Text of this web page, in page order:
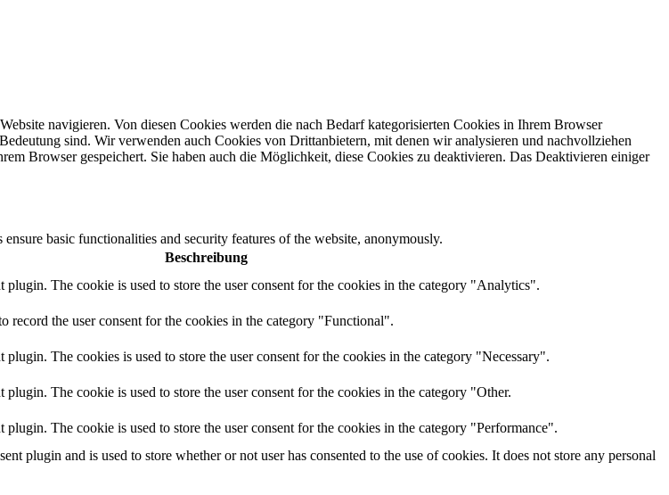
navigieren. Von diesen Cookies werden die nach Bedarf kategorisierten Cookies in Ihrem Browser
sind. Wir verwenden auch Cookies von Drittanbietern, mit denen wir analysieren und nachvollziehen
Browser gespeichert. Sie haben auch die Möglichkeit, diese Cookies zu deaktivieren. Das Deaktivieren einiger
basic functionalities and security features of the website, anonymously.
Beschreibung
The cookie is used to store the user consent for the cookies in the category "Analytics".
record the user consent for the cookies in the category "Functional".
The cookies is used to store the user consent for the cookies in the category "Necessary".
The cookie is used to store the user consent for the cookies in the category "Other.
The cookie is used to store the user consent for the cookies in the category "Performance".
plugin and is used to store whether or not user has consented to the use of cookies. It does not store any personal